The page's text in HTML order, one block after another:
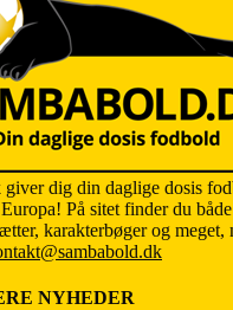
giver dig din daglige dosis
På sitet finder du
karakterbøger og meget,
NYHEDER